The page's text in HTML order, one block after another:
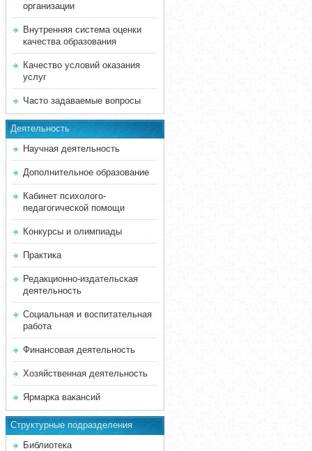
организации
Внутренняя система оценки
качества образования
Качество условий оказания
услуг
Часто задаваемые вопросы
Деятельность
Научная деятельность
Дополнительное образование
Кабинет психолого-
педагогической помощи
Конкурсы и олимпиады
Практика
Редакционно-издательская
деятельность
Социальная и воспитательная
работа
Финансовая деятельность
Хозяйственная деятельность
Ярмарка вакансий
Структурные подразделения
Библиотека